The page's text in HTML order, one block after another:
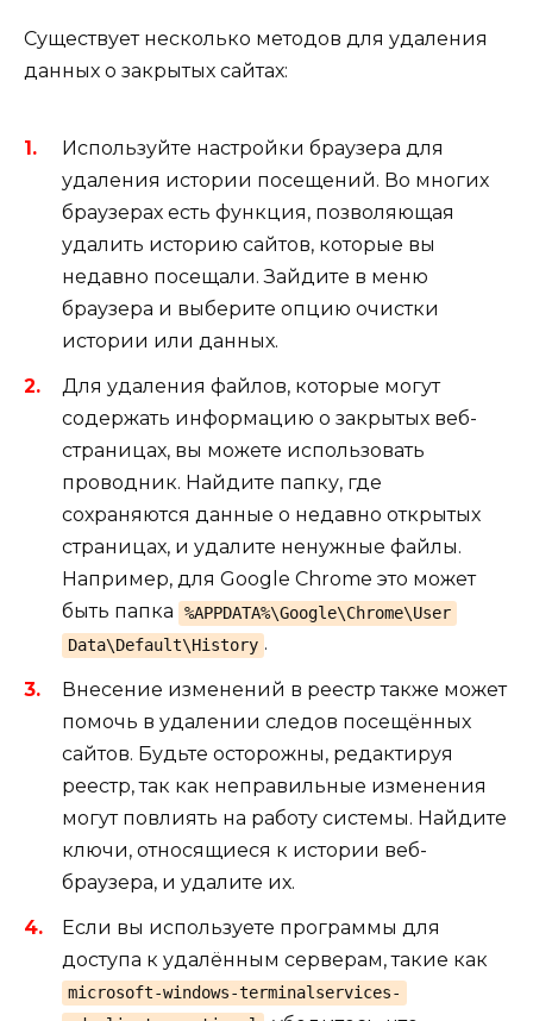
Существует несколько методов для удаления
данных о закрытых сайтах:
Используйте настройки браузера для
удаления истории посещений. Во многих
браузерах есть функция, позволяющая
удалить историю сайтов, которые вы
недавно посещали. Зайдите в меню
браузера и выберите опцию очистки
истории или данных.
Для удаления файлов, которые могут
содержать информацию о закрытых веб-
страницах, вы можете использовать
проводник. Найдите папку, где
сохраняются данные о недавно открытых
страницах, и удалите ненужные файлы.
Например, для Google Chrome это может
быть папка
%APPDATA%\Google\Chrome\User
Data\Default\History .
Внесение изменений в реестр также может
помочь в удалении следов посещённых
сайтов. Будьте осторожны, редактируя
реестр, так как неправильные изменения
могут повлиять на работу системы. Найдите
ключи, относящиеся к истории веб-
браузера, и удалите их.
Если вы используете программы для
доступа к удалённым серверам, такие как
microsoft-windows-terminalservices-